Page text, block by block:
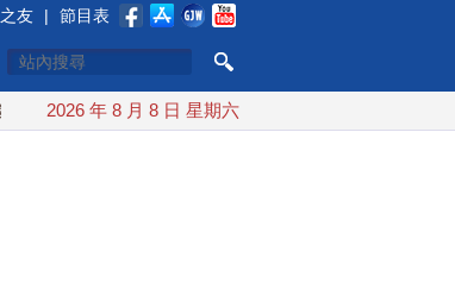
友 | 節目表
灣 最快9日可能登陸中國
2026 年 8 月 8 日 星期六